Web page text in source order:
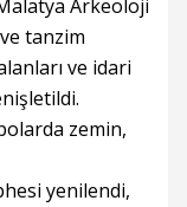
Arkeoloji
tanzim
ve idari
zemin,
yenilendi,